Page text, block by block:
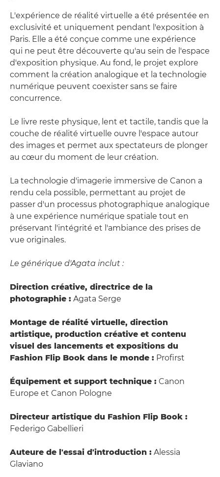
L'expérience de réalité virtuelle a été présentée en
exclusivité et uniquement pendant l'exposition à
Paris. Elle a été conçue comme une expérience
qui ne peut être découverte qu'au sein de l'espace
d'exposition physique. Au fond, le projet explore
comment la création analogique et la technologie
numérique peuvent coexister sans se faire
concurrence.
Le livre reste physique, lent et tactile, tandis que la
couche de réalité virtuelle ouvre l'espace autour
des images et permet aux spectateurs de plonger
au cœur du moment de leur création.
La technologie d'imagerie immersive de Canon a
rendu cela possible, permettant au projet de
passer d'un processus photographique analogique
à une expérience numérique spatiale tout en
préservant l'intégrité et l'ambiance des prises de
vue originales.
Le générique d'Agata inclut :
Direction créative, directrice de la
photographie : Agata Serge
Montage de réalité virtuelle, direction
artistique, production créative et contenu
visuel des lancements et expositions du
Fashion Flip Book dans le monde : Profirst
Équipement et support technique : Canon
Europe et Canon Pologne
Directeur artistique du Fashion Flip Book :
Federigo Gabellieri
Auteure de l'essai d'introduction : Alessia
Glaviano